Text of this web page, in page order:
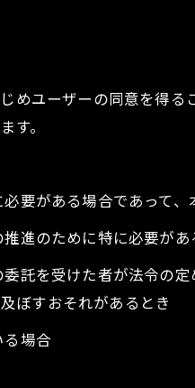
めユーザーの同意を得
す。
要がある場合であって
進のために特に必要が
託を受けた者が法令の
ぼすおそれがあるとき
る場合
お問い合わ